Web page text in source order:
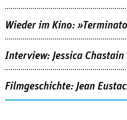
Wieder im Kino:
Interview: Jessica
Filmgeschichte: Jean